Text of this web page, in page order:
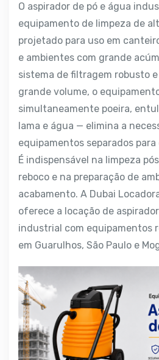
O aspirador de pó e água
equipamento de limpeza de
projetado para uso em
e ambientes com grande
sistema de filtragem robusto
grande volume, o
simultaneamente poeira,
lama e água — elimina a
equipamentos separados
É indispensável na limpeza
reboco e na preparação de
acabamento. A Dubai
oferece a locação de
industrial com equipamentos
em Guarulhos, São Paulo e